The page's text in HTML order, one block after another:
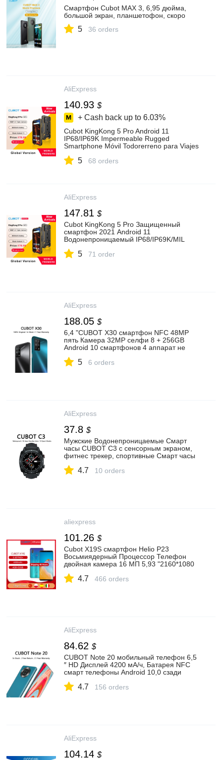
Смартфон Cubot MAX 3, 6,95 дюйма,
большой экран, планшетофон, скоро
5 36 orders
AliExpress
140.93 $
+ Cash back up to 6.03%
Cubot KingKong 5 Pro Android 11
IP68/IP69K Impermeable Rugged
Smartphone Móvil Todorerreno para Viajes
NFC 48MP Triple Cámara 4GB+64GB GPS
5 68 orders
AliExpress
147.81 $
Cubot KingKong 5 Pro Защищенный
смартфон 2021 Android 11
Водонепроницаемый IP68/IP69K/MIL
4ГБ+64ГБ 48МП Тройная камера
5 71 order
AliExpress
188.05 $
6,4 "CUBOT X30 смартфон NFC 48MP
пять Камера 32MP селфи 8 + 256GB
Android 10 смартфонов 4 аппарат не
глобальная версия 4200 мА/ч, Батарея|
5 6 orders
AliExpress
37.8 $
Мужские Водонепроницаемые Смарт
часы CUBOT C3 с сенсорным экраном,
фитнес трекер, спортивные Смарт часы
Android и IOS|Смарт-часы| |
4.7 10 orders
aliexpress
101.26 $
Cubot X19S смартфон Helio P23
Восьмиядерный Процессор Телефон
двойная камера 16 МП 5,93 "2160*1080
аккумулятор 4 Гб + 32 Гб Памяти 4G LTE
4.7 466 orders
AliExpress
84.62 $
CUBOT Note 20 мобильный телефон 6,5
″ HD Дисплей 4200 мА/ч, Батарея NFC
смарт телефоны Android 10,0 сзади
Гб встроенной памяти|Смартфоны| |
4.7 156 orders
AliExpress
104.14 $